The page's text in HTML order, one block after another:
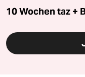
10 Wochen taz +